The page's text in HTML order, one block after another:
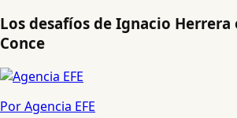
Los desafíos de Ignacio Herrera
Conce
Por Agencia EFE